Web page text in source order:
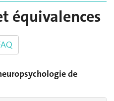
équivalences
de